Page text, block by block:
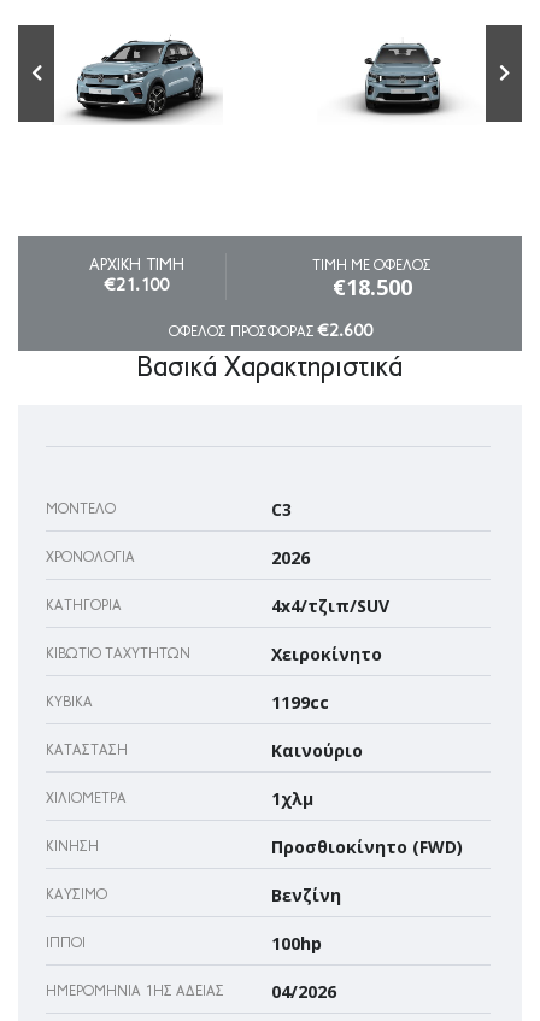
ΑΡΧΙΚΗ ΤΙΜΗ
€21.100
ΤΙΜΗ ΜΕ ΟΦΕΛΟΣ
€18.500
ΟΦΕΛΟΣ ΠΡΟΣΦΟΡΑΣ€2.600
Βασικά Χαρακτηριστικά
ΜΟΝΤΈΛΟ C3
ΧΡΟΝΟΛΟΓΊΑ 2026
ΚΑΤΗΓΟΡΊΑ 4x4/τζιπ/SUV
ΚΙΒΏΤΙΟ ΤΑΧΥΤΉΤΩΝ Χειροκίνητο
ΚΥΒΙΚΆ 1199cc
ΚΑΤΆΣΤΑΣΗ Καινούριο
ΧΙΛΙΌΜΕΤΡΑ 1χλμ
ΚΊΝΗΣΗ Προσθιοκίνητο (FWD)
ΚΑΎΣΙΜΟ Βενζίνη
ΊΠΠΟΙ 100hp
ΗΜΕΡΟΜΗΝΊΑ 1ΗΣ ΆΔΕΙΑΣ 04/2026